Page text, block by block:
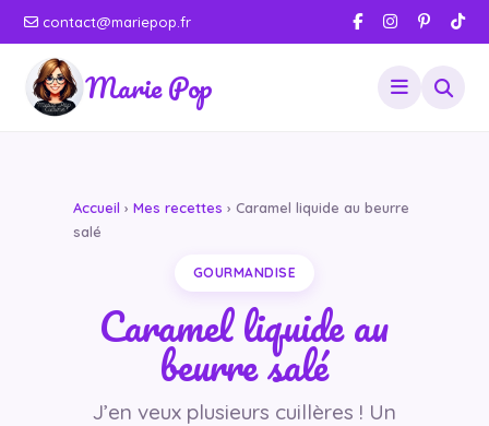
contact@mariepop.fr
Marie Pop
Accueil › Mes recettes › Caramel liquide au beurre
salé
GOURMANDISE
Caramel liquide au
beurre salé
J’en veux plusieurs cuillères ! Un